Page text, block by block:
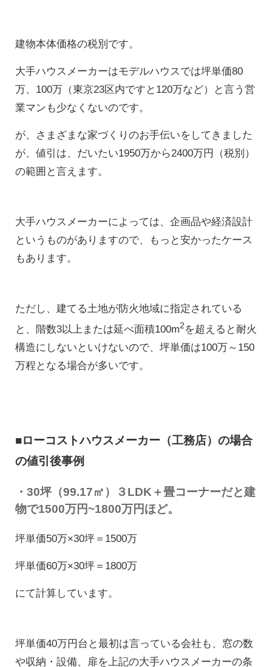
建物本体価格の税別です。
大手ハウスメーカーはモデルハウスでは坪単価80
万、100万（東京23区内ですと120万など）と言う営
業マンも少なくないのです。
が、さまざまな家づくりのお手伝いをしてきました
が、値引は、だいたい1950万から2400万円（税別）
の範囲と言えます。
大手ハウスメーカーによっては、企画品や経済設計
というものがありますので、もっと安かったケース
もあります。
ただし、建てる土地が防火地域に指定されている
と、階数3以上または延べ面積100m2を超えると耐火
構造にしないといけないので、坪単価は100万～150
万程となる場合が多いです。
■ローコストハウスメーカー（工務店）の場合
の値引後事例
・30坪（99.17㎡） ３LDK＋畳コーナーだと建
物で1500万円~1800万円ほど。
坪単価50万×30坪＝1500万
坪単価60万×30坪＝1800万
にて計算しています。
坪単価40万円台と最初は言っている会社も、窓の数
や収納・設備、扉を上記の大手ハウスメーカーの条